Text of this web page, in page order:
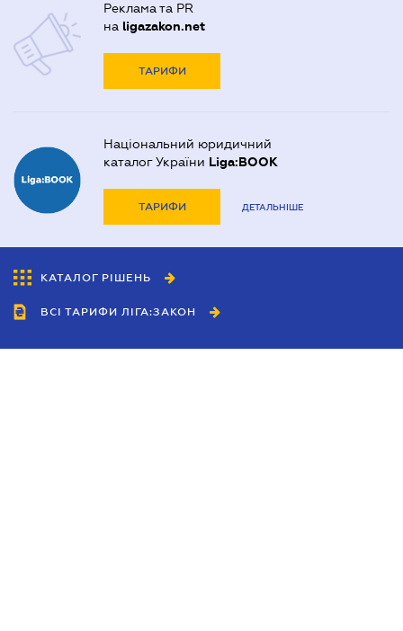
Реклама та PR
на ligazakon.net
ТАРИФИ
Національний юридичний
каталог України Liga:BOOK
ТАРИФИ ДЕТАЛЬНІШЕ
КАТАЛОГ РІШЕНЬ
ВСІ ТАРИФИ ЛІГА:ЗАКОН